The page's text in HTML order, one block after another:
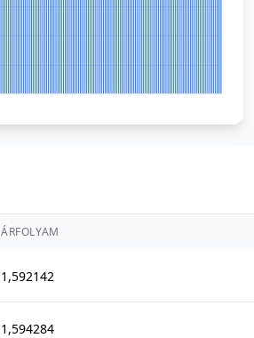
ÁRFOLYAM
1,592142
1,594284